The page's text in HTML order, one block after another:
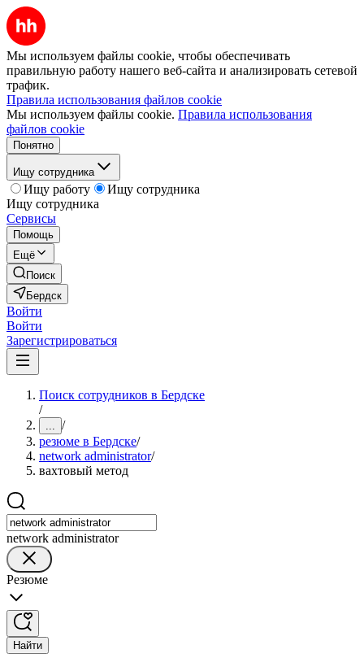
Мы используем файлы cookie, чтобы обеспечивать
правильную работу нашего веб-сайта и анализировать сетевой
трафик.
Правила использования файлов cookie
Мы используем файлы cookie. Правила использования
файлов cookie
Понятно
Ищу сотрудника
Ищу работу
Ищу сотрудника
Ищу сотрудника
Сервисы
Помощь
Ещё
Поиск
Бердск
Войти
Войти
Зарегистрироваться
Поиск сотрудников в Бердске
/
... /
резюме в Бердске/
network administrator/
вахтовый метод
network administrator
Резюме
Найти